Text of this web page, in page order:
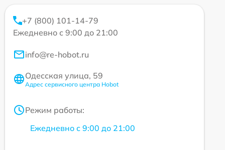
+7 (800) 101-14-79
Ежедневно с 9:00 до 21:00
info@re-hobot.ru
Одесская улица, 59
Адрес сервисного центра Hobot
Режим работы:
Ежедневно с 9:00 до 21:00